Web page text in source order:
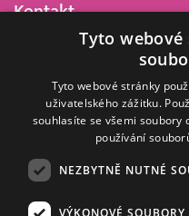
Kontakt
Barrandov Televizní Studio,
Kříženeckého nám. 322
152 00 Praha 5
IČ 416 93 311
Tyto
Tyto webové stránky
uživatelského zážitku.
souhlasíte se všemi soubory
používání
NEZBYTNĚ NUTNÉ
VÝKONOVÉ SOUBORY